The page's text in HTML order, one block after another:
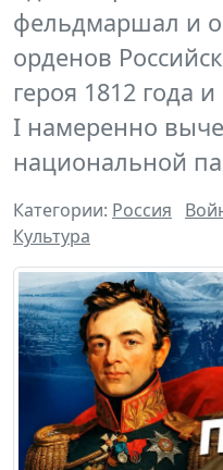
фельдмаршал и
орденов
героя 1812 года
I намеренно
национальной
Категории: Россия
Культура